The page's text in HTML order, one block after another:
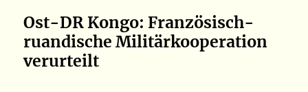
Ost-DR Kongo: Französisch-
ruandische Militärkooperation
verurteilt